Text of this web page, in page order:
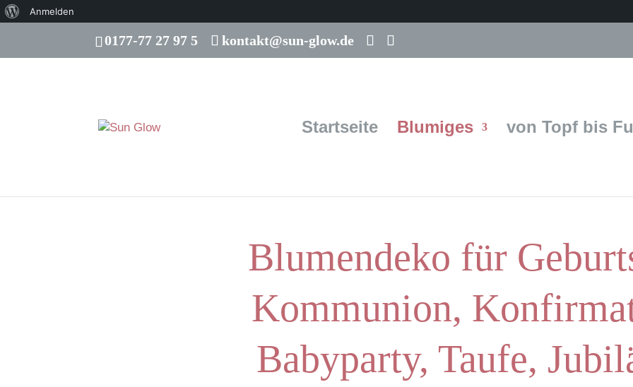
Über
Anmelden
0177-77 27 97 5 kontakt@sun-glow.de
Startseite Blumiges von Topf bis
Blumendeko für
Kommunion,
Babyparty, Taufe,